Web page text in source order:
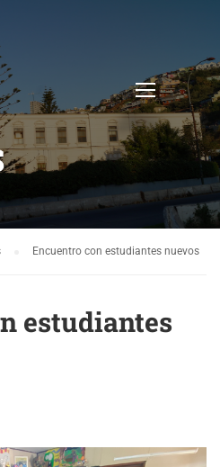
Encuentro con estudiantes nuevos
estudiantes